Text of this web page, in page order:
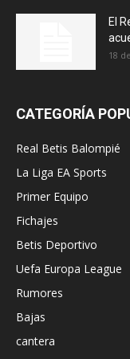
El
18
CATEGORÍA
Real Betis Balompié
La Liga EA Sports
Primer Equipo
Fichajes
Betis Deportivo
Uefa Europa League
Rumores
Bajas
cantera